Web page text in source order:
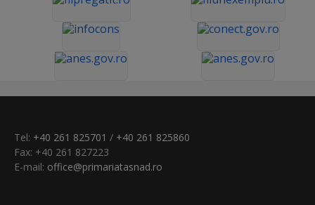
Tel: +40 261 825701 / +40 261 825860
Fax: +40 261 827223
E-mail: office@primariatasnad.ro